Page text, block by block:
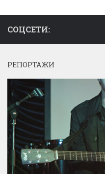
СОЦСЕТИ:
РЕПОРТАЖИ